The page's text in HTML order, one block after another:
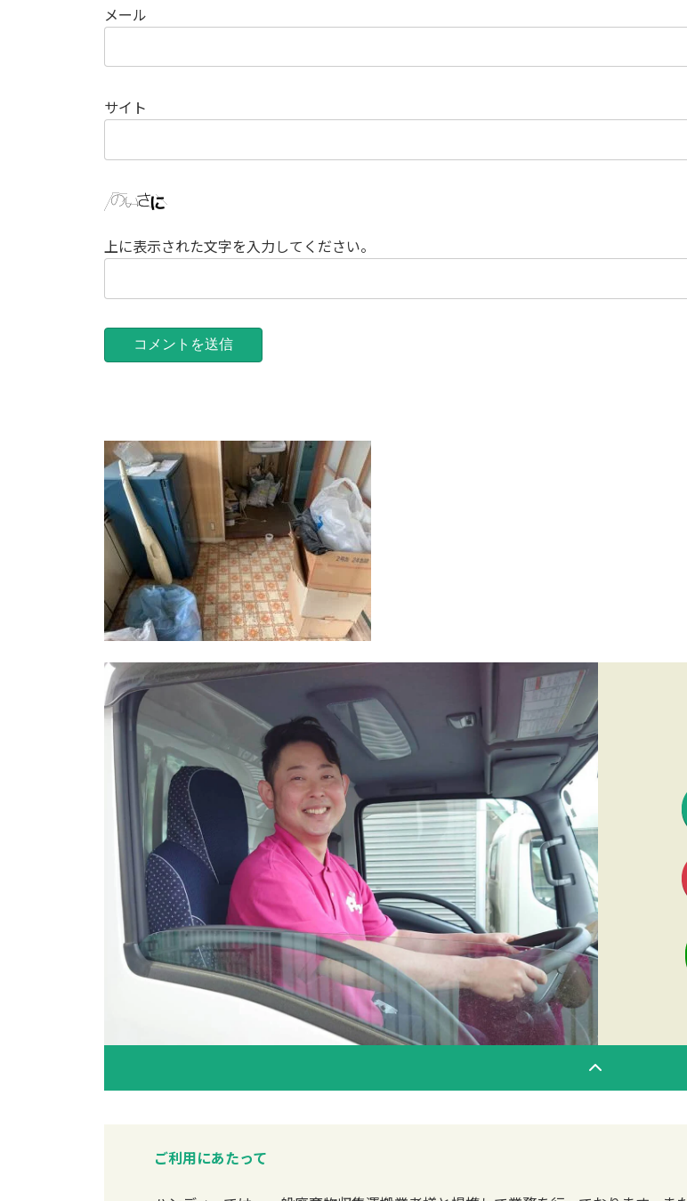
メール
サイト
上に表示された文字を入力してください。
ご利用にあたって